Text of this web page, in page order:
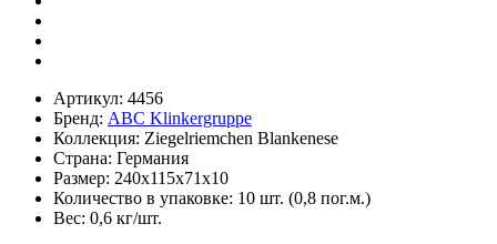
Артикул: 4456
Бренд: ABC Klinkergruppe
Коллекция: Ziegelriemchen Blankenese
Страна: Германия
Размер: 240х115х71х10
Количество в упаковке: 10 шт. (0,8 пог.м.)
Вес: 0,6 кг/шт.